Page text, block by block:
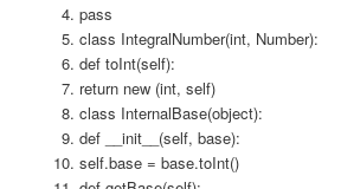
pass
class IntegralNumber(int, Number):
def toInt(self):
return new (int, self)
class InternalBase(object):
def __init__(self, base):
self.base = base.toInt()